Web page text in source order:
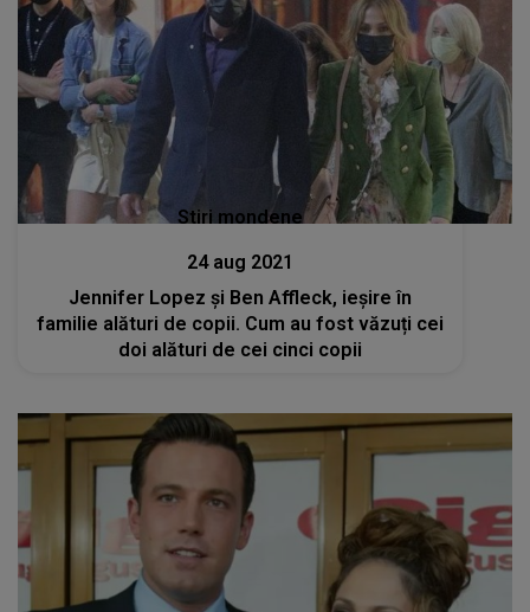
Stiri mondene
24 aug 2021
Jennifer Lopez și Ben Affleck, ieșire în
familie alături de copii. Cum au fost văzuți cei
doi alături de cei cinci copii